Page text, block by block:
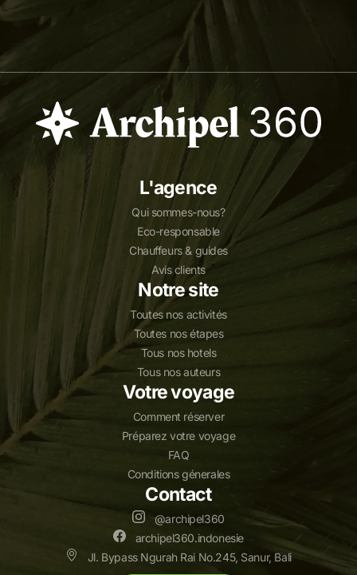
L'agence
Qui sommes-nous?
Eco-responsable
Chauffeurs & guides
Avis clients
Notre site
Toutes nos activités
Toutes nos étapes
Tous nos hotels
Tous nos auteurs
Votre voyage
Comment réserver
Préparez votre voyage
FAQ
Conditions génerales
Contact
@archipel360
archipel360.indonesie
Jl. Bypass Ngurah Rai No.245, Sanur, Bali